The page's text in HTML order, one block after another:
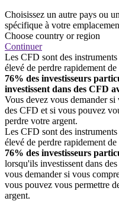
Choisissez un autre pays ou
spécifique à votre
Choose country or region
Continuer
Les CFD sont des
élevé de perdre rapidement
76% des investisseurs
investissent dans des CFD
Vous devez vous demander
des CFD et si vous pouvez
perdre votre argent.
Les CFD sont des
élevé de perdre rapidement
76% des investisseurs
lorsqu'ils investissent dans
vous demander si vous
vous pouvez vous permettre
argent.